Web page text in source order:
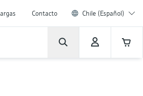
Contacto Chile (Español)